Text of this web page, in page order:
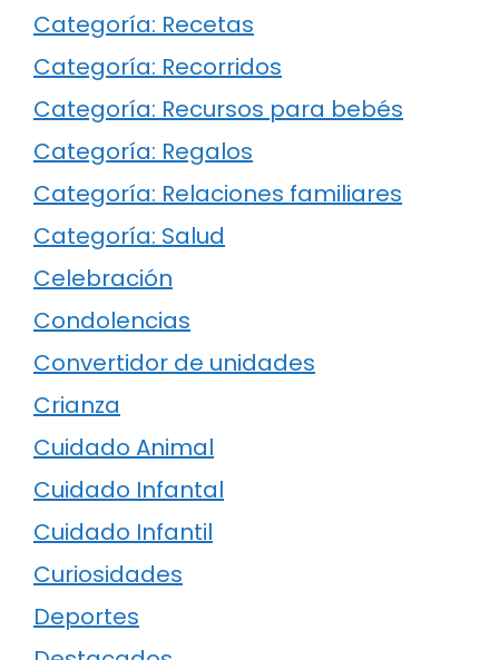
Categoría: Recetas
Categoría: Recorridos
Categoría: Recursos para bebés
Categoría: Regalos
Categoría: Relaciones familiares
Categoría: Salud
Celebración
Condolencias
Convertidor de unidades
Crianza
Cuidado Animal
Cuidado Infantal
Cuidado Infantil
Curiosidades
Deportes